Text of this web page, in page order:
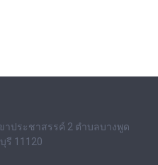
ประชาสรรค์ 2 ตำบลบางพูด
รี 11120